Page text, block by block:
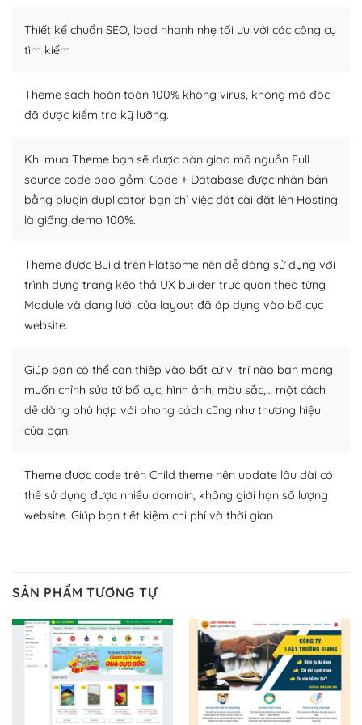
WordPress là nơi lưu trữ cho một diễn đàn cộng đồng
khổng lồ được kiểm duyệt bởi các nhân viên và những
Nếu bạn gặp khó khăn, bạn có thể lên mạng và tìm
kiếm những cộng đồng WordPress, họ sẽ giúp bạn trả
Cộng đồng sử dụng WordPress sẵn sàng hỗ trợ bạn
– Đa dạng plugin và themes
WordPress để tăng thêm các tính năng cần thiết. Có
nhiều plugin trả phí hoặc miễn phí.
Nhờ lượng người dùng đông đảo, thư viện themes và
plugin của WordPress rất phong phú. Bạn có thể thỏa
lập website của mình.
WordPress đa dạng plugin và themes
– Dễ sử dụng
Với mọi Hosting bất kỳ thì WordPress đều có thể dễ
dàng thiết lập vì thực tế nó đã cung cấp khoảng 60%
toàn bộ web.
Dễ dàng lựa chọn Hosting cho website WordPress
– Bảo mật cực tốt
Vì WordPress hiện là nền tảng xây dựng trang web và
blog lớn nhất trên thế giới, quan trọng nhất là bảo vệ
nội dung của mình khỏi các cuộc tấn công spam.
Thiết kế chuẩn SEO, load nhanh nhẹ tối ưu với các công cụ
tìm kiếm
Theme sạch hoàn toàn 100% không virus, không mã độc
đã được kiểm tra kỹ lưỡng.
Khi mua Theme bạn sẽ được bàn giao mã nguồn Full
source code bao gồm: Code + Database được nhân bản
bằng plugin duplicator bạn chỉ việc đăt cài đặt lên Hosting
là giống demo 100%.
Theme được Build trên Flatsome nên dễ dàng sử dụng với
trình dựng trang kéo thả UX builder trực quan theo từng
Module và dạng lưới của layout đã áp dụng vào bố cục
website.
Giúp bạn có thể can thiệp vào bất cứ vị trí nào bạn mong
muốn chỉnh sửa từ bố cục, hình ảnh, màu sắc,… một cách
dễ dàng phù hợp với phong cách cũng như thương hiệu
của bạn.
Theme được code trên Child theme nên update lâu dài có
thể sử dụng được nhiều domain, không giới hạn số lượng
website. Giúp bạn tiết kiệm chi phí và thời gian
SẢN PHẨM TƯƠNG TỰ